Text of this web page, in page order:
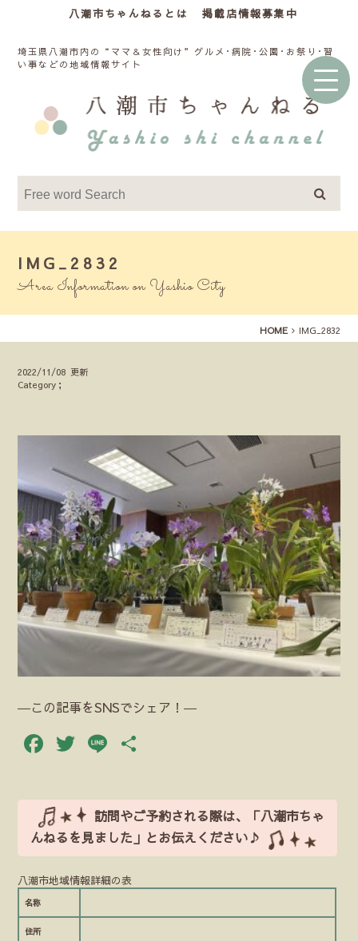
八潮市ちゃんねるとは 掲載店情報募集中
埼玉県八潮市内の“ママ＆女性向け”グルメ･病院･公園･お祭り･習
い事などの地域情報サイト
IMG_2832
Area Information on Yashio City
HOME IMG_2832
2022/11/08 更新
Category；
―この記事をSNSでシェア！―
Facebook
Twitter
Line
訪問やご予約される際は、「八潮市ちゃ
んねるを見ました」とお伝えください♪
八潮市地域情報詳細の表
名称
住所